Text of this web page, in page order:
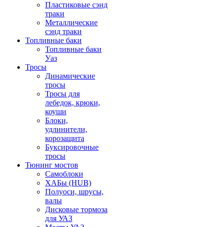
Пластиковые сэнд
траки
Металлические
сэнд траки
Топливные баки
Топливные баки
Уаз
Тросы
Динамические
тросы
Тросы для
лебедок, крюки,
коуши
Блоки,
удлинители,
корозащита
Буксировочные
тросы
Тюнинг мостов
Самоблоки
ХАБы (HUB)
Полуоси, шрусы,
валы
Дисковые тормоза
для УАЗ